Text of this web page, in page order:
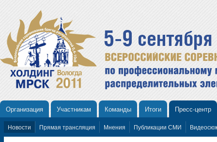
Организация Участникам Команды Итоги Пресс-центр
Новости Прямая трансляция Мнения Публикации СМИ